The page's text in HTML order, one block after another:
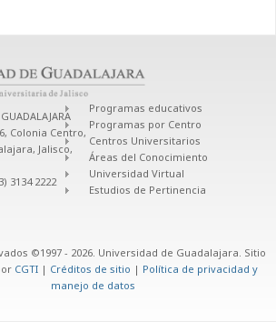
Colonia Centro,
Jalisco,
3134 2222
Programas educativos
Programas por Centro
Centros Universitarios
Áreas del Conocimiento
Universidad Virtual
Estudios de Pertinencia
©1997 - 2026. Universidad de Guadalajara. Sitio
CGTI | Créditos de sitio | Política de privacidad y
manejo de datos